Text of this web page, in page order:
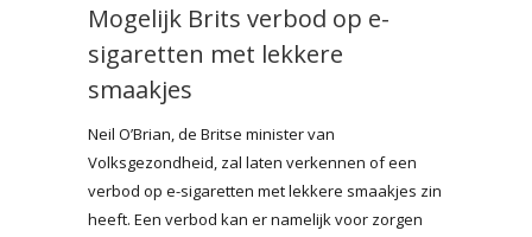
Mogelijk Brits verbod op e-
sigaretten met lekkere
smaakjes
Neil O’Brian, de Britse minister van
Volksgezondheid, zal laten verkennen of een
verbod op e-sigaretten met lekkere smaakjes zin
heeft. Een verbod kan er namelijk voor zorgen